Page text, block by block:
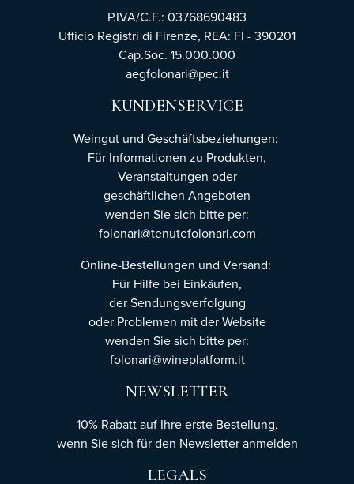
P.IVA/C.F.: 03768690483
Ufficio Registri di Firenze, REA: FI - 390201
Cap.Soc. 15.000.000
aegfolonari@pec.it
KUNDENSERVICE
Weingut und Geschäftsbeziehungen:
Für Informationen zu Produkten,
Veranstaltungen oder
geschäftlichen Angeboten
wenden Sie sich bitte per:
folonari@tenutefolonari.com
Online-Bestellungen und Versand:
Für Hilfe bei Einkäufen,
der Sendungsverfolgung
oder Problemen mit der Website
wenden Sie sich bitte per:
folonari@wineplatform.it
NEWSLETTER
10% Rabatt auf Ihre erste Bestellung,
wenn Sie sich für den Newsletteranmelden
LEGALS